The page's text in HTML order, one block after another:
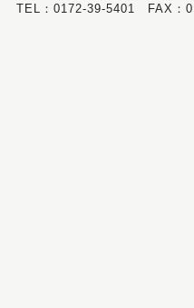
TEL：0172-39-5401 FAX：